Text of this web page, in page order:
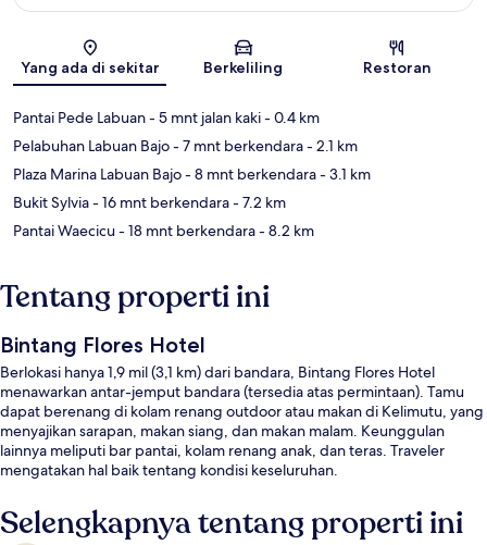
Peta
Yang ada di sekitar Berkeliling Restoran
Pantai Pede Labuan- 5 mnt jalan kaki- 0.4 km
Pelabuhan Labuan Bajo- 7 mnt berkendara- 2.1 km
Plaza Marina Labuan Bajo- 8 mnt berkendara- 3.1 km
Bukit Sylvia- 16 mnt berkendara- 7.2 km
Pantai Waecicu- 18 mnt berkendara- 8.2 km
Tentang properti ini
Bintang Flores Hotel
Berlokasi hanya 1,9 mil (3,1 km) dari bandara, Bintang Flores Hotel
menawarkan antar-jemput bandara (tersedia atas permintaan). Tamu
dapat berenang di kolam renang outdoor atau makan di Kelimutu, yang
menyajikan sarapan, makan siang, dan makan malam. Keunggulan
lainnya meliputi bar pantai, kolam renang anak, dan teras. Traveler
mengatakan hal baik tentang kondisi keseluruhan.
Selengkapnya tentang properti ini